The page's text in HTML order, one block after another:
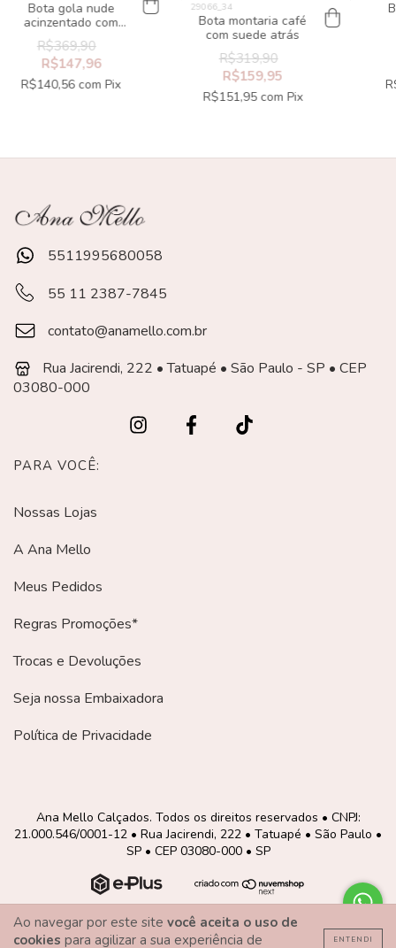
Ao navegar por este site você aceita o uso de
cookies para agilizar a sua experiência de ENTENDI
Bota gola nude
acinzentado com
R$369,90
R$147,96
R$140,56 com Pix
Bota montaria café
com suede atrás
R$319,90
R$159,95
R$151,95 com Pix
5511995680058
55 11 2387-7845
contato@anamello.com.br
Rua Jacirendi, 222 • Tatuapé • São Paulo - SP • CEP
03080-000
PARA VOCÊ:
Nossas Lojas
A Ana Mello
Meus Pedidos
Regras Promoções*
Trocas e Devoluções
Seja nossa Embaixadora
Política de Privacidade
Ana Mello Calçados. Todos os direitos reservados • CNPJ:
21.000.546/0001-12 • Rua Jacirendi, 222 • Tatuapé • São Paulo •
SP • CEP 03080-000 • SP